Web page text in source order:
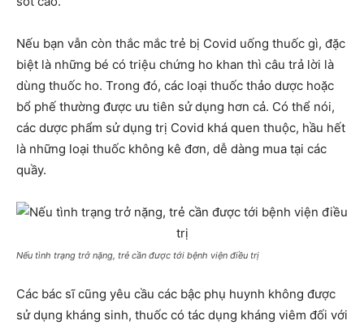
Nếu bạn vẫn còn thắc mắc trẻ bị Covid uống thuốc gì, đặc
biệt là những bé có triệu chứng ho khan thì câu trả lời là
dùng thuốc ho. Trong đó, các loại thuốc thảo dược hoặc
bổ phế thường được ưu tiên sử dụng hơn cả. Có thể nói,
các dược phẩm sử dụng trị Covid khá quen thuộc, hầu hết
là những loại thuốc không kê đơn, dễ dàng mua tại các
quầy.
Nếu tình trạng trở nặng, trẻ cần được tới bệnh viện điều trị
Các bác sĩ cũng yêu cầu các bậc phụ huynh không được
sử dụng kháng sinh, thuốc có tác dụng kháng viêm đối với